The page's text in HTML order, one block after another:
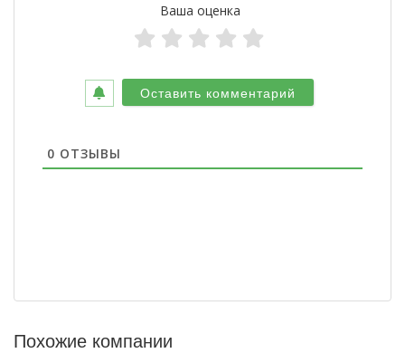
Ваша оценка
0 ОТЗЫВЫ
Похожие компании